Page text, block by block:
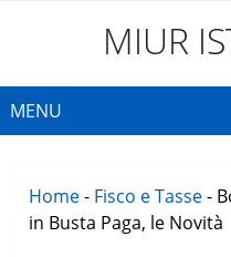
MIUR
MENU
Home- Fisco e Tasse-
in Busta Paga, le Novità